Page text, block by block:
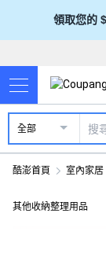
領取您的
全部
酷澎首頁 室內家居
其他收納整理用品